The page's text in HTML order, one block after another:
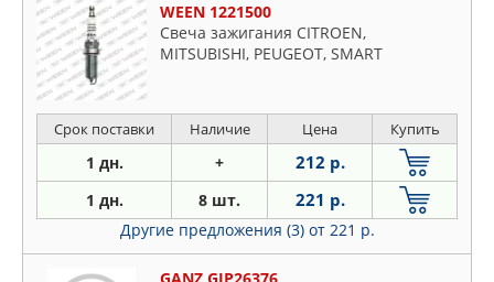
WEEN 1221500
Свеча зажигания CITROEN,
MITSUBISHI, PEUGEOT, SMART
Срок поставки Наличие Цена Купить
1 дн. + 212 р.
1 дн. 8 шт. 221 р.
Другие предложения (3) от 221 р.